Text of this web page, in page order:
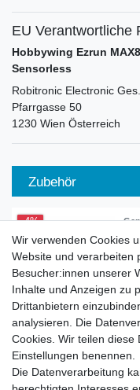
EU Verantwortliche
Hobbywing Ezrun
Sensorless
Robitronic Electronic
Pfarrgasse 50
1230 Wien Österreich
Zubehör
-4%
-5%
Wir verwenden Cookies
Website und verarbeiten
Besucher:innen unserer
Inhalte und Anzeigen zu
Drittanbietern
analysieren. Die
Cookies. Wir teilen diese
Einstellungen benennen.
Die Datenverarbeitung